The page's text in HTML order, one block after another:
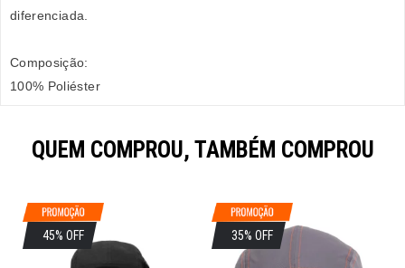
diferenciada.
Composição:
100% Poliéster
QUEM COMPROU, TAMBÉM COMPROU
45% OFF 35% OFF